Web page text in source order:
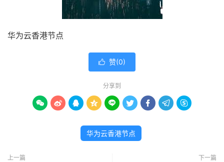
华为云香港节点
 赞(0)
分享到
        
华为云香港节点
上一篇 下一篇